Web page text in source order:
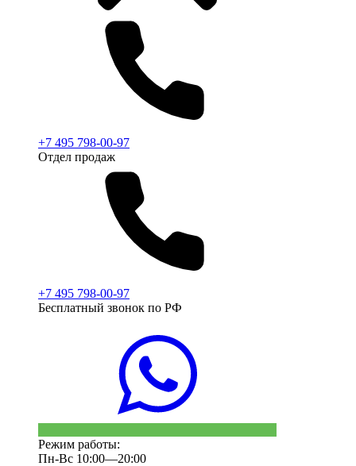
+7 495 798-00-97
Отдел продаж
+7 495 798-00-97
Бесплатный звонок по РФ
Режим работы:
Пн-Вс 10:00—20:00